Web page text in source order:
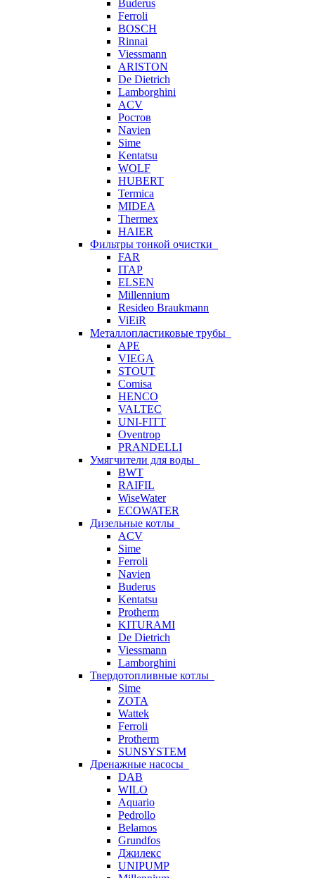
Buderus
Ferroli
BOSCH
Rinnai
Viessmann
ARISTON
De Dietrich
Lamborghini
ACV
Ростов
Navien
Sime
Kentatsu
WOLF
HUBERT
Termica
MIDEA
Thermex
HAIER
Фильтры тонкой очистки
FAR
ITAP
ELSEN
Millennium
Resideo Braukmann
ViEiR
Металлопластиковые трубы
APE
VIEGA
STOUT
Comisa
HENCO
VALTEC
UNI-FITT
Oventrop
PRANDELLI
Умягчители для воды
BWT
RAIFIL
WiseWater
ECOWATER
Дизельные котлы
ACV
Sime
Ferroli
Navien
Buderus
Kentatsu
Protherm
KITURAMI
De Dietrich
Viessmann
Lamborghini
Твердотопливные котлы
Sime
ZOTA
Wattek
Ferroli
Protherm
SUNSYSTEM
Дренажные насосы
DAB
WILO
Aquario
Pedrollo
Belamos
Grundfos
Джилекс
UNIPUMP